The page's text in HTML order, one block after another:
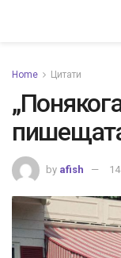
Home Цитати
by afish